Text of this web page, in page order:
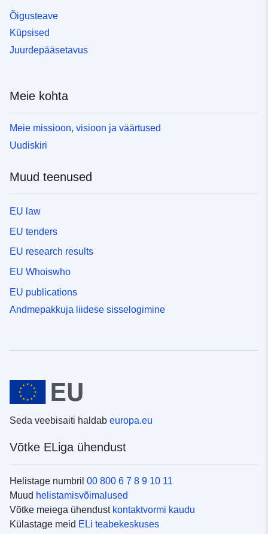
Õigusteave
Küpsised
Juurdepääsetavus
Meie kohta
Meie missioon, visioon ja väärtused
Uudiskiri
Muud teenused
EU law
EU tenders
EU research results
EU Whoiswho
EU publications
Andmepakkuja liidese sisselogimine
Seda veebisaiti haldab europa.eu
Võtke ELiga ühendust
Helistage numbril 00 800 6 7 8 9 10 11
Muud helistamisvõimalused
Võtke meiega ühendust kontaktvormi kaudu
Külastage meid ELi teabekeskuses